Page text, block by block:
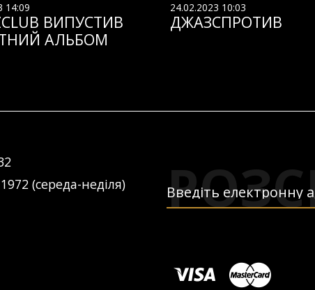
14:09
ВИПУСТИВ
АЛЬБОМ
24.02.2023 10:03
ДЖАЗСПРОТИВ
(середа-неділя)